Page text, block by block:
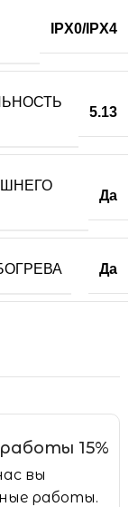
IPX0/IPX4
5.13
Да
Да
15%
вы
работы.